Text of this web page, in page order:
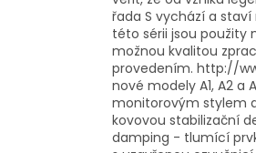
řada S vychází a
této sérii jsou použity
možnou kvalitou
provedením. http://
nové modely A1, A2 a
monitorovým stylem
kovovou stabilizační
damping - tlumící